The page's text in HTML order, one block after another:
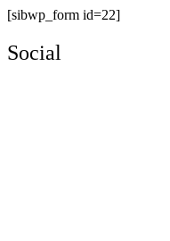
[sibwp_form id=22]
Social